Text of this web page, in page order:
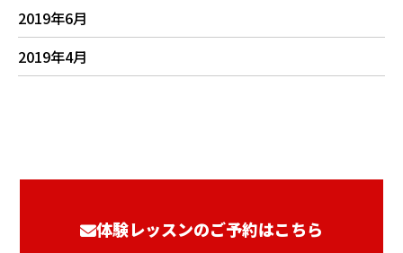
2019年6月
2019年4月
体験レッスンのご予約はこちら